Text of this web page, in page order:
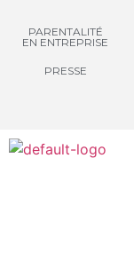
PARENTALITÉ
EN ENTREPRISE
PRESSE